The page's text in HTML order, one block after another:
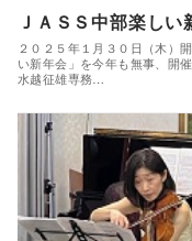
ＪＡＳＳ中部楽しい
２０２５年１月３０日（木）
い新年会」を今年も無事、開
水越征雄専務…